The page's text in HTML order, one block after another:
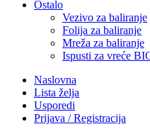
Ostalo
Vezivo za baliranje
Folija za baliranje
Mreža za baliranje
Ispusti za vreće
Naslovna
Lista želja
Usporedi
Prijava / Registracija